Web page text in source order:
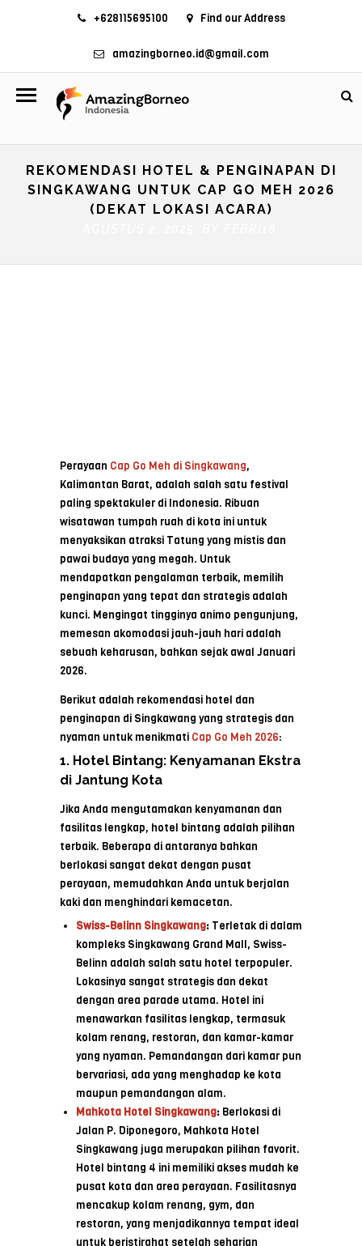
+628115695100 Find our Address
amazingborneo.id@gmail.com
REKOMENDASI HOTEL & PENGINAPAN DI
SINGKAWANG UNTUK CAP GO MEH 2026
(DEKAT LOKASI ACARA)
Perayaan Cap Go Meh di Singkawang,
Kalimantan Barat, adalah salah satu festival
paling spektakuler di Indonesia. Ribuan
wisatawan tumpah ruah di kota ini untuk
menyaksikan atraksi Tatung yang mistis dan
pawai budaya yang megah. Untuk
mendapatkan pengalaman terbaik, memilih
penginapan yang tepat dan strategis adalah
kunci. Mengingat tingginya animo pengunjung,
memesan akomodasi jauh-jauh hari adalah
sebuah keharusan, bahkan sejak awal Januari
2026.
Berikut adalah rekomendasi hotel dan
penginapan di Singkawang yang strategis dan
nyaman untuk menikmati Cap Go Meh 2026:
1. Hotel Bintang: Kenyamanan Ekstra
di Jantung Kota
Jika Anda mengutamakan kenyamanan dan
fasilitas lengkap, hotel bintang adalah pilihan
terbaik. Beberapa di antaranya bahkan
berlokasi sangat dekat dengan pusat
perayaan, memudahkan Anda untuk berjalan
kaki dan menghindari kemacetan.
Swiss-Belinn Singkawang: Terletak di dalam
kompleks Singkawang Grand Mall, Swiss-
Belinn adalah salah satu hotel terpopuler.
Lokasinya sangat strategis dan dekat
dengan area parade utama. Hotel ini
menawarkan fasilitas lengkap, termasuk
kolam renang, restoran, dan kamar-kamar
yang nyaman. Pemandangan dari kamar pun
bervariasi, ada yang menghadap ke kota
maupun pemandangan alam.
Mahkota Hotel Singkawang: Berlokasi di
Jalan P. Diponegoro, Mahkota Hotel
Singkawang juga merupakan pilihan favorit.
Hotel bintang 4 ini memiliki akses mudah ke
pusat kota dan area perayaan. Fasilitasnya
mencakup kolam renang, gym, dan
restoran, yang menjadikannya tempat ideal
untuk beristirahat setelah seharian